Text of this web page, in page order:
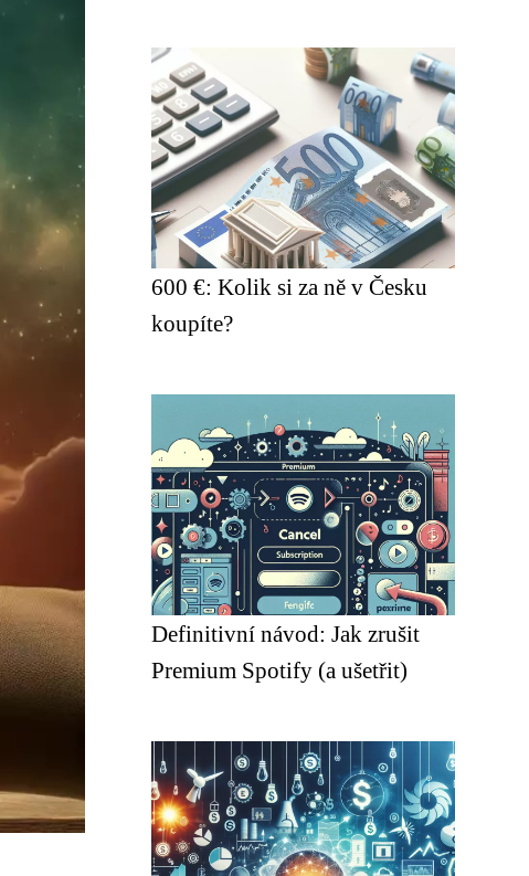
600 €: Kolik si za ně v Česku
koupíte?
Definitivní návod: Jak zrušit
Premium Spotify (a ušetřit)